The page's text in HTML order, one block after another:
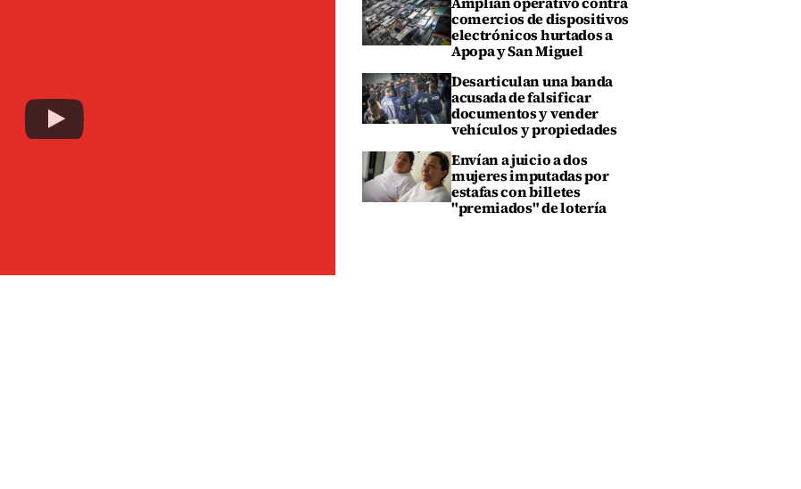
comercios de dispositivos
electrónicos hurtados a
Apopa y San Miguel
Desarticulan una banda
acusada de falsificar
documentos y vender
vehículos y propiedades
Envían a juicio a dos
mujeres imputadas por
estafas con billetes
"premiados" de lotería